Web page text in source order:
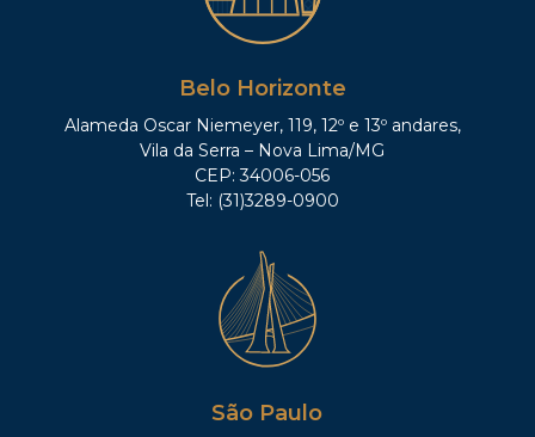
Belo Horizonte
Alameda Oscar Niemeyer, 119, 12º e 13º andares,
Vila da Serra – Nova Lima/MG
CEP: 34006-056
Tel: (31)3289-0900
São Paulo